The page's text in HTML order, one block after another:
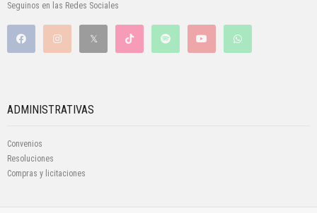
Seguinos en las Redes Sociales
ADMINISTRATIVAS
Convenios
Resoluciones
Compras y licitaciones